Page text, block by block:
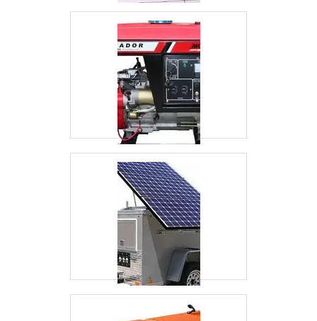
manuais e automáticos e quadros com
tomadas.É comprometida com os serviços e
altamente qualificada, características possíveis
pelo fato de a empresa ter equipamentos de
qualidade e estrutura suficiente para atender
todas as demandas. Tudo isso, somado à
performance de possuir operações em diversas
áreas do território nacional e equipe de alta
qualidade, atendendo alguns dos principais
eventos do país, garante uma entrega de
excelência de ponta a ponta..